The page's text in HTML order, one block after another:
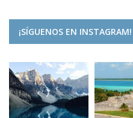
¡SÍGUENOS EN INSTAGRAM!